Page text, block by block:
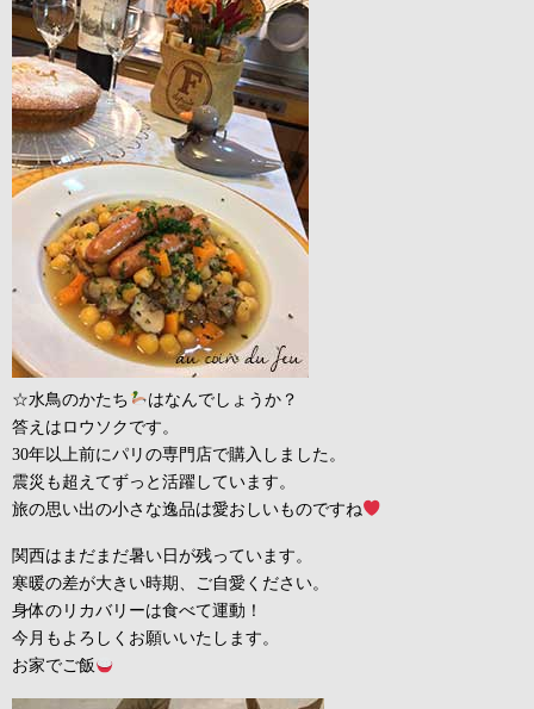
☆水鳥のかたち
はなんでしょうか？
答えはロウソクです。
30年以上前にパリの専門店で購入しました。
震災も超えてずっと活躍しています。
旅の思い出の小さな逸品は愛おしいものですね
関西はまだまだ暑い日が残っています。
寒暖の差が大きい時期、ご自愛ください。
身体のリカバリーは食べて運動！
今月もよろしくお願いいたします。
お家でご飯